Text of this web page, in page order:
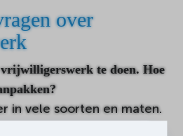
over
te doen. Hoe
in vele soorten en maten.
kijkt naar wat jij leuk